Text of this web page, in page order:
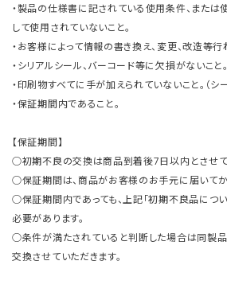
・製品の仕様書に記されている使用条件、また
して使用されていないこと。
・お客様によって情報の書き換え、変更、改造等行
・シリアルシール、バーコード等に欠損がないこと。
・印刷物すべてに手が加えられていないこと。（シ
・保証期間内であること。
【保証期間】
○初期不良の交換は商品到着後7日以内とさせて
○保証期間は、商品がお客様のお手元に届いてか
○保証期間内であっても、上記「初期不良品につ
必要があります。
○条件が満たされていると判断した場合は同製
交換させていただきます。